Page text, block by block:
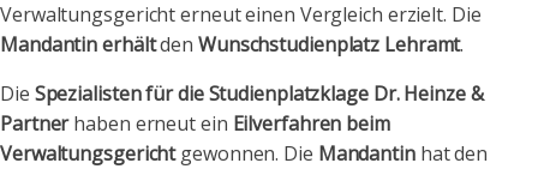
Verwaltungsgericht erneut einen Vergleich erzielt. Die
Mandantin erhältden Wunschstudienplatz Lehramt.
Die Spezialisten für die Studienplatzklage Dr. Heinze &
Partnerhaben erneut ein Eilverfahren beim
Verwaltungsgerichtgewonnen. Die Mandantinhat den